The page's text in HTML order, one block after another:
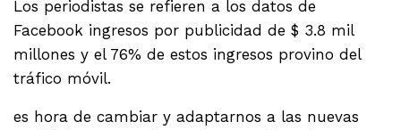
Los periodistas se refieren a los datos de
Facebook ingresos por publicidad de $ 3.8 mil
millones y el 76% de estos ingresos provino del
tráfico móvil.
es hora de cambiar y adaptarnos a las nuevas